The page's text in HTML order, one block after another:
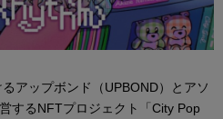
アップボンド（UPBOND）とアソ
するNFTプロジェクト「City Pop